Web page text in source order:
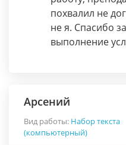
похвалил не
не я. Спасибо
выполнение
Арсений
Вид работы: Набор текста
(компьютерный)